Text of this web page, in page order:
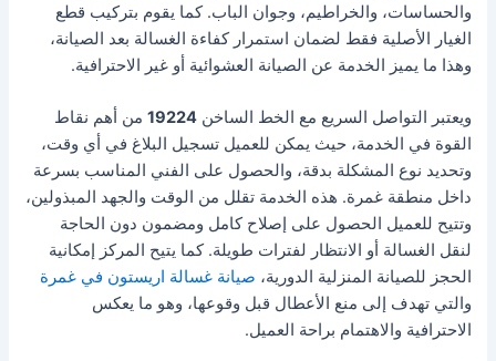
والحساسات، والخراطيم، وجوان الباب. كما يقوم بتركيب قطع
الغيار الأصلية فقط لضمان استمرار كفاءة الغسالة بعد الصيانة،
وهذا ما يميز الخدمة عن الصيانة العشوائية أو غير الاحترافية.
ويعتبر التواصل السريع مع الخط الساخن19224 من أهم نقاط
القوة في الخدمة، حيث يمكن للعميل تسجيل البلاغ في أي وقت،
وتحديد نوع المشكلة بدقة، والحصول على الفني المناسب بسرعة
داخل منطقة غمرة. هذه الخدمة تقلل من الوقت والجهد المبذولين،
وتتيح للعميل الحصول على إصلاح كامل ومضمون دون الحاجة
لنقل الغسالة أو الانتظار لفترات طويلة. كما يتيح المركز إمكانية
الحجز للصيانة المنزلية الدورية، صيانة غسالة اريستون في غمرة
والتي تهدف إلى منع الأعطال قبل وقوعها، وهو ما يعكس
الاحترافية والاهتمام براحة العميل.